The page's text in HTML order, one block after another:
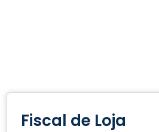
Fiscal de Loja